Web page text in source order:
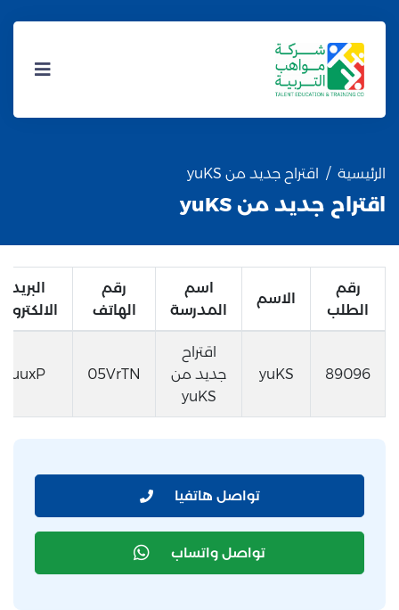
الرئيسية اقتراح جديد من yuKS
اقتراح جديد من yuKS
رقم
الطلب
الاسم
اسم
المدرسة
رقم
الهاتف
البريد
89096
yuKS
اقتراح
جديد من
yuKS
05VrTN
uuxP
تواصل هاتفيا
تواصل واتساب